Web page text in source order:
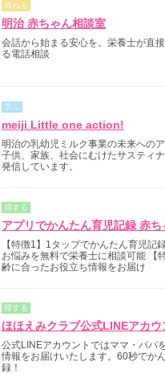
尋ねる
明治 赤ちゃん相談室
会話から始まる安心を。栄養士が直
る電話相談
学ぶ
meiji Little one action!
明治の乳幼児ミルク事業の未来へのア
子供、家族、社会にむけたサスティ
発信しています。
得する
アプリでかんたん育児記録 赤ち
【特徴1】1タップでかんたん育児記
お悩みを無料で栄養士に相談可能 【
齢に合ったお役立ち情報をお届け
得する
ほほえみクラブ公式LINEアカウ
公式LINEアカウントではママ・パパ
情報をお届けいたします。60秒でか
録！